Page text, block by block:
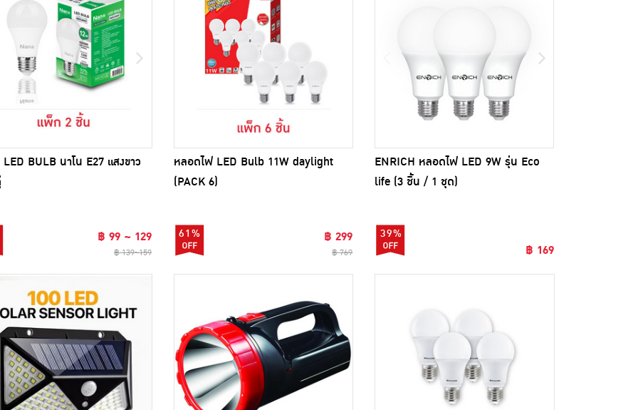
BULB นาโน E27 แสงขาว
฿ 99 ~ 129
฿ 139~159
หลอดไฟ LED Bulb 11W daylight
(PACK 6)
61% ฿ 299
฿ 769
ENRICH หลอดไฟ LED 9W รุ่น Eco
life (3 ชิ้น / 1 ชุด)
39%
฿ 169